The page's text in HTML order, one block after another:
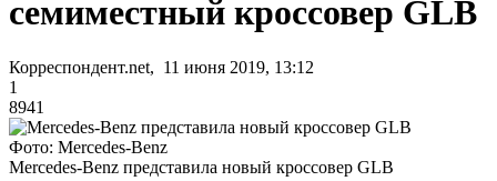
семиместный кроссовер GLB
Корреспондент.net, 11 июня 2019, 13:12
1
8941
Фото: Mercedes-Benz
Mercedes-Benz представила новый кроссовер GLB